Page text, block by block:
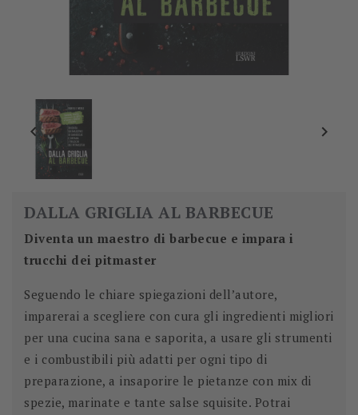
 
DALLA GRIGLIA AL BARBECUE
Diventa un maestro di barbecue e impara i
trucchi dei pitmaster
Seguendo le chiare spiegazioni dell’autore,
imparerai a scegliere con cura gli ingredienti migliori
per una cucina sana e saporita, a usare gli strumenti
e i combustibili più adatti per ogni tipo di
preparazione, a insaporire le pietanze con mix di
spezie, marinate e tante salse squisite. Potrai